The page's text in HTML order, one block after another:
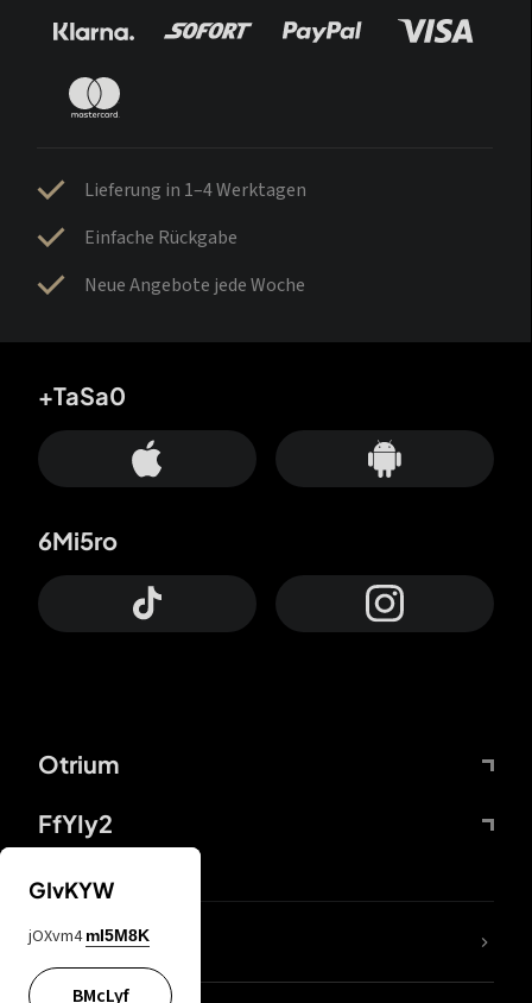
Lieferung in 1–4 Werktagen
Einfache Rückgabe
Neue Angebote jede Woche
Otrium
FfYIy2
+TaSa0
6Mi5ro
DDcvSo
GIvKYW
jOXvm4 mI5M8K
BMcLyf